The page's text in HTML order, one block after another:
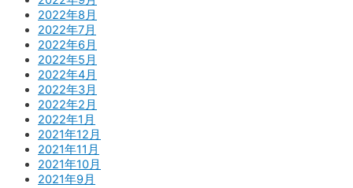
2022年8月
2022年7月
2022年6月
2022年5月
2022年4月
2022年3月
2022年2月
2022年1月
2021年12月
2021年11月
2021年10月
2021年9月